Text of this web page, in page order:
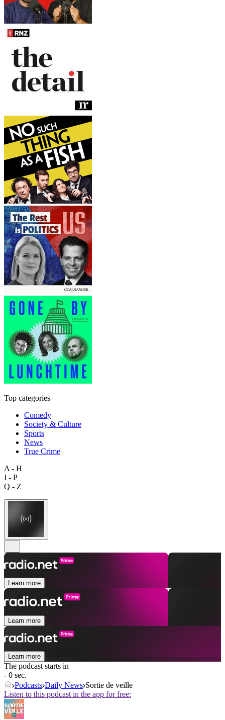
Top categories
Comedy
Society & Culture
Sports
News
True Crime
A - H
I - P
Q - Z
Learn more
Learn more
Learn more
The podcast starts in
- 0 sec.
Podcasts Daily News Sortie de veille
Listen to this podcast in the app for free: